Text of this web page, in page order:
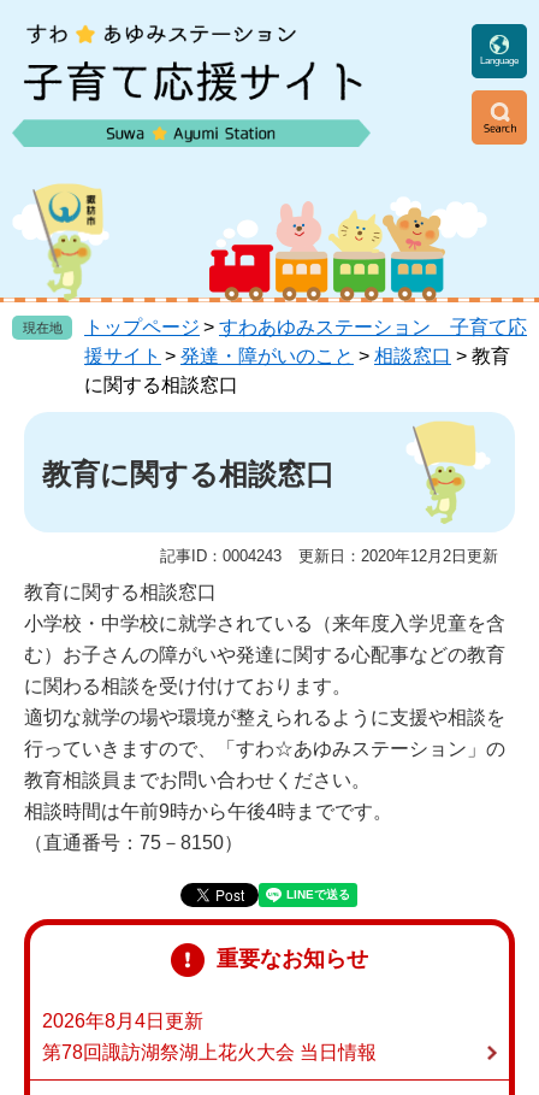
頭
。
飛
て
ニ
Language
現在地 トップページ > すわあゆみステーション 子育て応
援サイト > 発達・障がいのこと > 相談窓口 > 教育
に関する相談窓口
本
教育に関する相談窓口
記事ID：0004243 更新日：2020年12月2日更新
教育に関する相談窓口
小学校・中学校に就学されている（来年度入学児童を含
む）お子さんの障がいや発達に関する心配事などの教育
に関わる相談を受け付けております。
適切な就学の場や環境が整えられるように支援や相談を
行っていきますので、「すわ☆あゆみステーション」の
教育相談員までお問い合わせください。
相談時間は午前9時から午後4時までです。
（直通番号：75－8150）
重要なお知らせ
2026年8月4日更新
第78回諏訪湖祭湖上花火大会 当日情報